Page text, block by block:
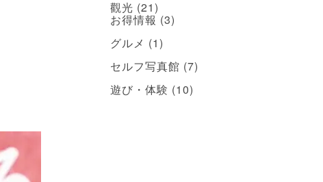
觀光 (21)
お得情報 (3)
グルメ (1)
セルフ写真館 (7)
遊び・体験 (10)